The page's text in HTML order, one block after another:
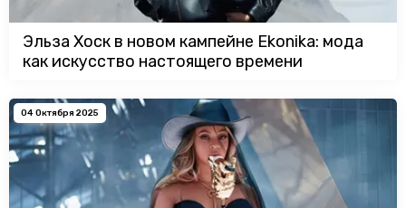
Эльза Хоск в новом кампейне Ekonika: мода
как искусство настоящего времени
04 Октября 2025